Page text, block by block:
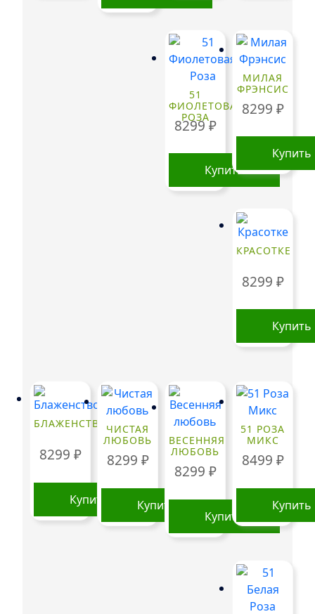
51
ФИОЛЕТОВАЯ
РОЗА
8299₽
Купить
МИЛАЯ
ФРЭНСИС
8299 ₽
Купить
КРАСОТКЕ
8299 ₽
Купить
БЛАЖЕНСТВО
8299 ₽
Купить
ЧИСТАЯ
ЛЮБОВЬ
8299 ₽
Купить
ВЕСЕННЯЯ
ЛЮБОВЬ
8299 ₽
Купить
51 РОЗА
МИКС
8499 ₽
Купить